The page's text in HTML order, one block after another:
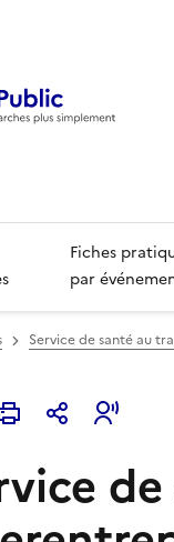
Fiches
par
Service de santé au